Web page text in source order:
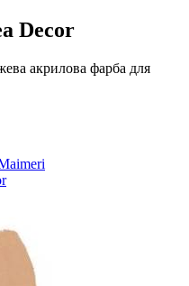
Decor
акрилова фарба для